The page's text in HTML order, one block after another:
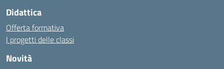
Didattica
Offerta formativa
I progetti delle classi
Novità